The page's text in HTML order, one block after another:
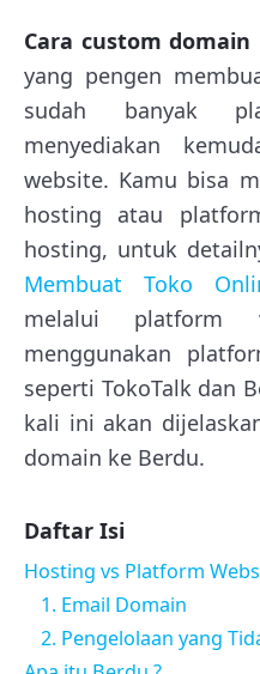
Cara custom domain
yang pengen
sudah banyak
menyediakan
website. Kamu bisa
hosting atau
hosting, untuk
Membuat Toko
melalui platform
menggunakan
seperti TokoTalk dan
kali ini akan
domain ke Berdu.
Daftar Isi
Hosting vs Platform
1. Email Domain
2. Pengelolaan yang